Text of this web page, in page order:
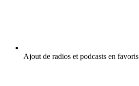
Ajout de radios et podcasts en favoris